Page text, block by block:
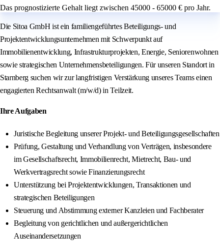
Das prognostizierte Gehalt liegt zwischen 45000 - 65000 € pro Jahr.
Die Sitoa GmbH ist ein familiengeführtes Beteiligungs- und
Projektentwicklungsunternehmen mit Schwerpunkt auf
Immobilienentwicklung, Infrastrukturprojekten, Energie, Seniorenwohnen
sowie strategischen Unternehmensbeteiligungen. Für unseren Standort in
Starnberg suchen wir zur langfristigen Verstärkung unseres Teams einen
engagierten Rechtsanwalt (m/w/d) in Teilzeit.
Ihre Aufgaben
Juristische Begleitung unserer Projekt- und Beteiligungsgesellschaften
Prüfung, Gestaltung und Verhandlung von Verträgen, insbesondere
im Gesellschaftsrecht, Immobilienrecht, Mietrecht, Bau- und
Werkvertragsrecht sowie Finanzierungsrecht
Unterstützung bei Projektentwicklungen, Transaktionen und
strategischen Beteiligungen
Steuerung und Abstimmung externer Kanzleien und Fachberater
Begleitung von gerichtlichen und außergerichtlichen
Auseinandersetzungen